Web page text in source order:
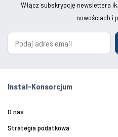
Włącz subskrypcję newslettera
nowościach i
Instal-Konsorcjum
O nas
Strategia podatkowa